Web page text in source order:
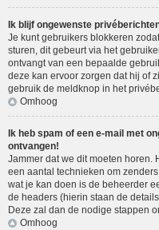
Ik blijf ongewenste
Je kunt gebruikers blokkeren
sturen, dit gebeurt via het
ontvangt van een bepaalde
deze kan ervoor zorgen dat hij of
gebruik de meldknop in het
Omhoog
Ik heb spam of een e-mail met
ontvangen!
Jammer dat we dit moeten horen.
een aantal technieken om
wat je kan doen is de beheerder
de headers (hierin staan de
Deze zal dan de nodige stappen
Omhoog